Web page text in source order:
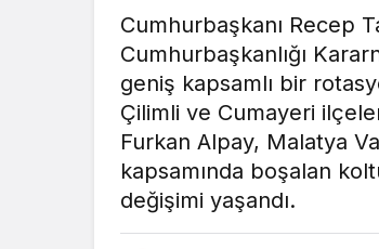
Cumhurbaşkanı Recep
Cumhurbaşkanlığı
geniş kapsamlı bir
Çilimli ve Cumayeri
Furkan Alpay, Malatya
kapsamında boşalan
değişimi yaşandı.